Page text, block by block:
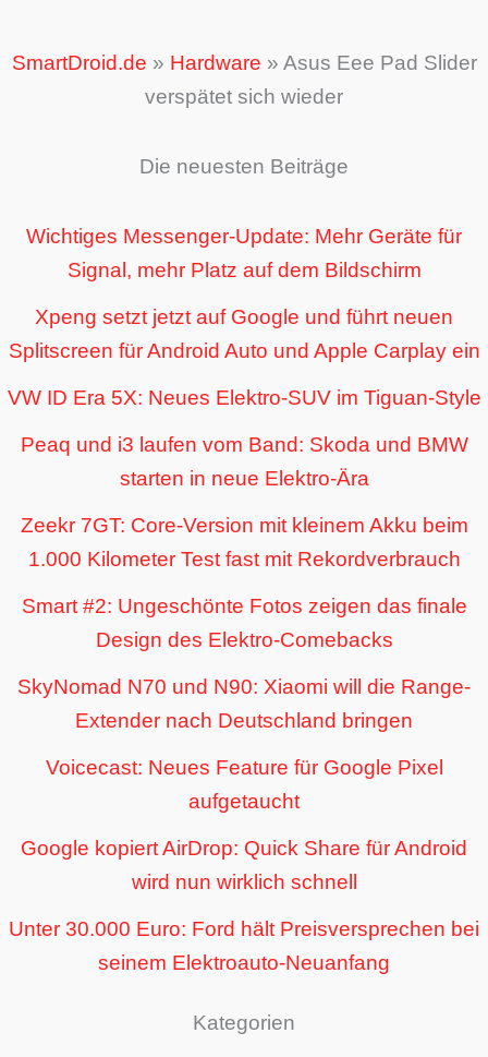
SmartDroid.de » Hardware » Asus Eee Pad Slider
verspätet sich wieder
Die neuesten Beiträge
Wichtiges Messenger-Update: Mehr Geräte für
Signal, mehr Platz auf dem Bildschirm
Xpeng setzt jetzt auf Google und führt neuen
Splitscreen für Android Auto und Apple Carplay ein
VW ID Era 5X: Neues Elektro-SUV im Tiguan-Style
Peaq und i3 laufen vom Band: Skoda und BMW
starten in neue Elektro-Ära
Zeekr 7GT: Core-Version mit kleinem Akku beim
1.000 Kilometer Test fast mit Rekordverbrauch
Smart #2: Ungeschönte Fotos zeigen das finale
Design des Elektro-Comebacks
SkyNomad N70 und N90: Xiaomi will die Range-
Extender nach Deutschland bringen
Voicecast: Neues Feature für Google Pixel
aufgetaucht
Google kopiert AirDrop: Quick Share für Android
wird nun wirklich schnell
Unter 30.000 Euro: Ford hält Preisversprechen bei
seinem Elektroauto-Neuanfang
Kategorien